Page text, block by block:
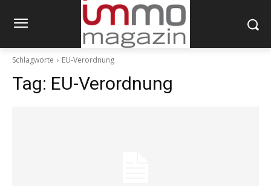
Schlagworte EU-Verordnung
Tag: EU-Verordnung